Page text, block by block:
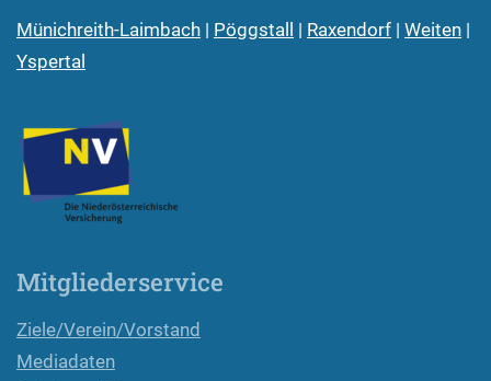
Münichreith-Laimbach Pöggstall Raxendorf Weiten
Yspertal
Mitgliederservice
Ziele/Verein/Vorstand
Mediadaten